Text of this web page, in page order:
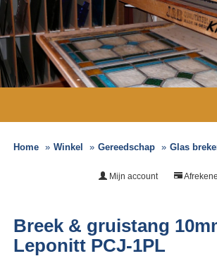
Home Winkel Gereedschap Glas
Mijn account
Breek & gruistang
Leponitt PCJ-1PL